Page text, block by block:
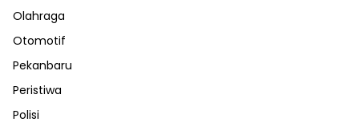
Olahraga
Otomotif
Pekanbaru
Peristiwa
Polisi